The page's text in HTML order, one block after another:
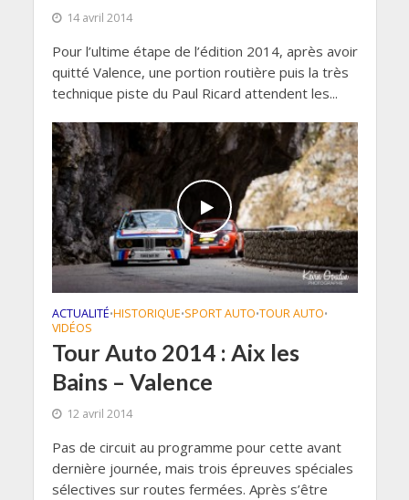
14 avril 2014
Pour l’ultime étape de l’édition 2014, après avoir
quitté Valence, une portion routière puis la très
technique piste du Paul Ricard attendent les...
ACTUALITÉ•HISTORIQUE•SPORT AUTO•TOUR AUTO•
VIDÉOS
Tour Auto 2014 : Aix les
Bains – Valence
12 avril 2014
Pas de circuit au programme pour cette avant
dernière journée, mais trois épreuves spéciales
sélectives sur routes fermées. Après s’être